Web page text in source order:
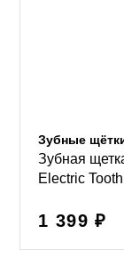
Зубные
Зубная
Electric
1 399 ₽